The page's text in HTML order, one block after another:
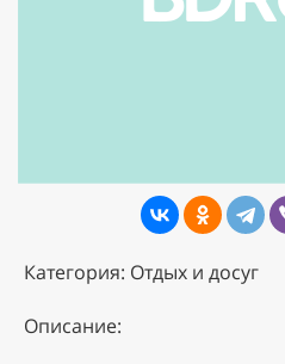
Категория: Отдых и досуг
Описание: